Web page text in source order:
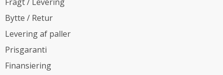
Bytte / Retur
Levering af paller
Prisgaranti
Finansiering